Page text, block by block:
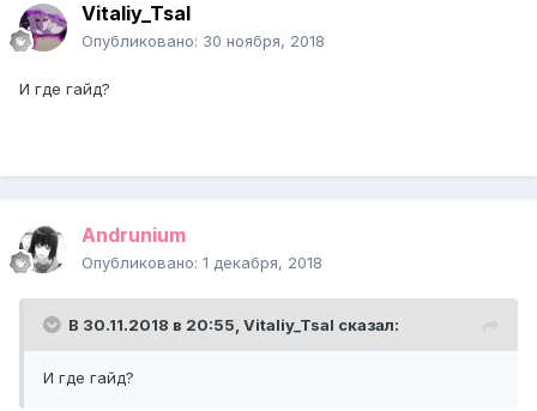
Vitaliy_Tsal
Опубликовано: 30 ноября, 2018
И где гайд?
Andrunium
Опубликовано: 1 декабря, 2018
В 30.11.2018 в 20:55, Vitaliy_Tsal сказал:
И где гайд?